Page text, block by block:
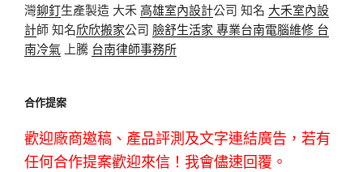
灣鉚釘生產製造 大禾高雄室內設計公司 知名 大禾室內設
計師 知名欣欣搬家公司 臉舒生活家 專業台南電腦維修 台
南冷氣 上騰 台南律師事務所
合作提案
歡迎廠商邀稿、產品評測及文字連結廣告，若有
任何合作提案歡迎來信！我會儘速回覆。